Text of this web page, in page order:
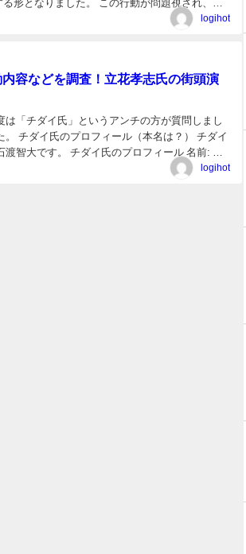
形となりました。 この行動が問題視され、選
logihot
容などを調査！立花孝志氏の街頭演
「チダイ氏」というアンチの方が質問しまし
チダイ氏のプロフィール（本名は？） チダイ
智大です。 チダイ氏のプロフィール 名前: 石
logihot